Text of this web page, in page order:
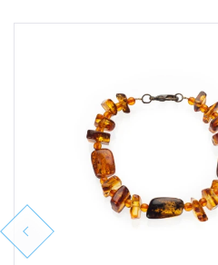
Previous